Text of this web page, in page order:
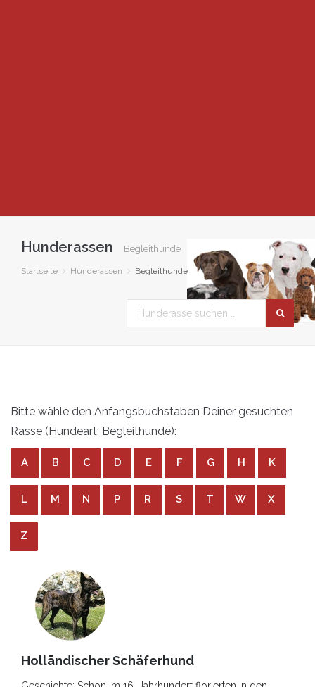
Hunderassen Begleithunde
Startseite Hunderassen Begleithunde
Bitte wähle den Anfangsbuchstaben Deiner gesuchten
Rasse (Hundeart: Begleithunde):
A B C D E F G H K
L M N P R S T W X
Z
Holländischer Schäferhund